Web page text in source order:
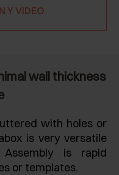
Y VIDEO
wall thickness
with holes or
is very versatile
is rapid
or templates.